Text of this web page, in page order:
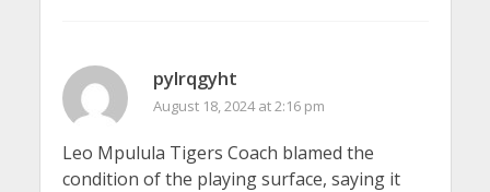
pylrqgyht
August 18, 2024 at 2:16 pm
Leo Mpulula Tigers Coach blamed the
condition of the playing surface, saying it